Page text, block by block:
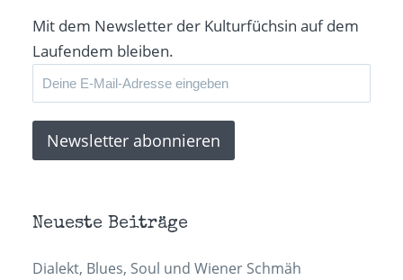
Mit dem Newsletter der Kulturfüchsin auf dem
Laufendem bleiben.
Neueste Beiträge
Dialekt, Blues, Soul und Wiener Schmäh